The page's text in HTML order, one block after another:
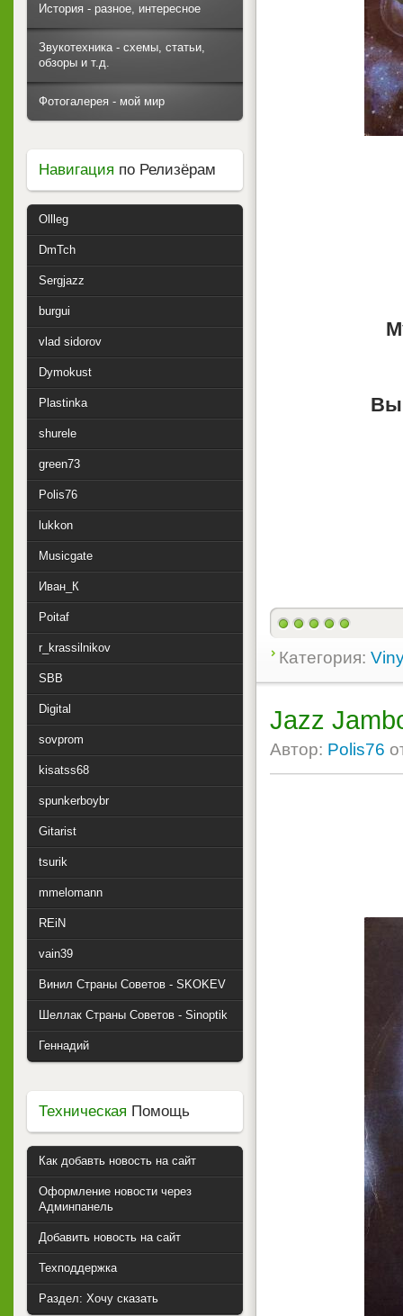
Категория:
Jazz
Автор: Polis76
История - разное, интересное
Звукотехника - схемы, статьи,
обзоры и т.д.
Фотогалерея - мой мир
Навигация по Релизёрам
Ollleg
DmTch
Sergjazz
burgui
vlad sidorov
Dymokust
Plastinka
shurele
green73
Polis76
lukkon
Musicgate
Иван_К
Poitaf
r_krassilnikov
SBB
Digital
sovprom
kisatss68
spunkerboybr
Gitarist
tsurik
mmelomann
REiN
vain39
Винил Страны Советов - SKOKEV
Шеллак Страны Советов - Sinoptik
Геннадий
Техническая Помощь
Как добавть новость на сайт
Оформление новости через
Админпанель
Добавить новость на сайт
Техподдержка
Раздел: Хочу сказать